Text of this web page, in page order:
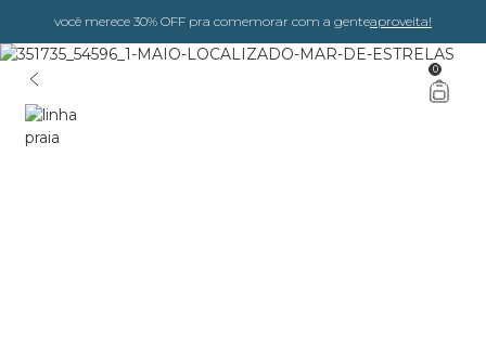
você merece 30% OFF pra comemorar com a genteaproveita!
0